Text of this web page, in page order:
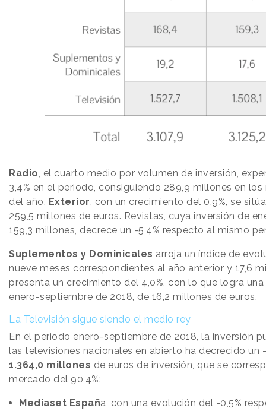
Radio, el cuarto medio por volumen de inversión,
3,4% en el periodo, consiguiendo 289,9 millones en
del año. Exterior, con un crecimiento del 0,9%, se
259,5 millones de euros. Revistas, cuya inversión de
159,3 millones, decrece un -5,4% respecto al mismo
Suplementos y Dominicales arroja un índice de
nueve meses correspondientes al año anterior y 17,6
presenta un crecimiento del 4,0%, con lo que logra
enero-septiembre de 2018, de 16,2 millones de euros.
La Televisión sigue siendo el medio rey
En el periodo enero-septiembre de 2018, la inversión
las televisiones nacionales en abierto ha decrecido un
1.364,0 millones de euros de inversión, que se
mercado del 90,4%:
Mediaset España, con una evolución del -0,5%